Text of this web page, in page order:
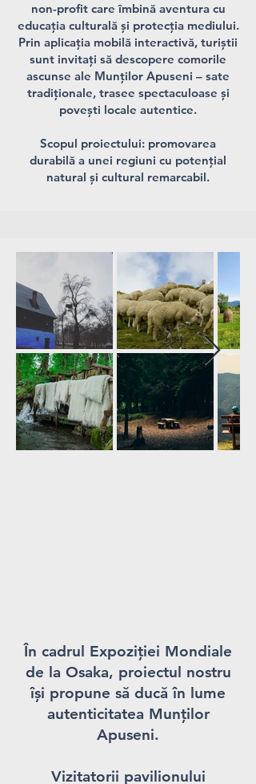
non-profit care îmbină aventura cu
educația culturală și protecția mediului.
Prin aplicația mobilă interactivă, turiștii
sunt invitați să descopere comorile
ascunse ale Munților Apuseni – sate
tradiționale, trasee spectaculoase și
povești locale autentice.
Scopul proiectului: promovarea
durabilă a unei regiuni cu potențial
natural și cultural remarcabil.
În cadrul Expoziției Mondiale
de la Osaka, proiectul nostru
își propune să ducă în lume
autenticitatea Munților
Apuseni.
Vizitatorii pavilionului